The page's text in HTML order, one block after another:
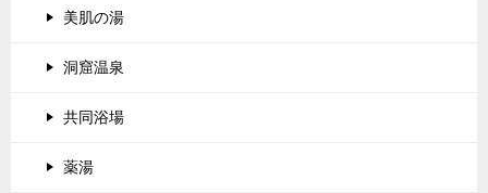
美肌の湯
洞窟温泉
共同浴場
薬湯